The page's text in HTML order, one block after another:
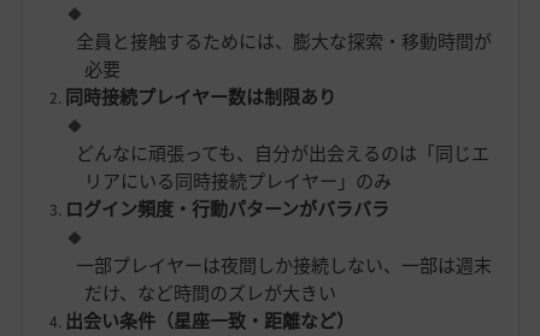
全員と接触するためには、膨大な探索・移動時間が
必要
同時接続プレイヤー数は制限あり
どんなに頑張っても、自分が出会えるのは「同じエ
リアにいる同時接続プレイヤー」のみ
ログイン頻度・行動パターンがバラバラ
一部プレイヤーは夜間しか接続しない、一部は週末
だけ、など時間のズレが大きい
出会い条件（星座一致・距離など）